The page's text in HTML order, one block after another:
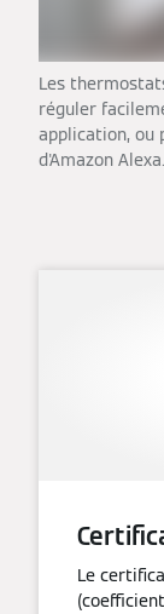
Les
réguler
application, ou
d'Amazon Alexa.
Le